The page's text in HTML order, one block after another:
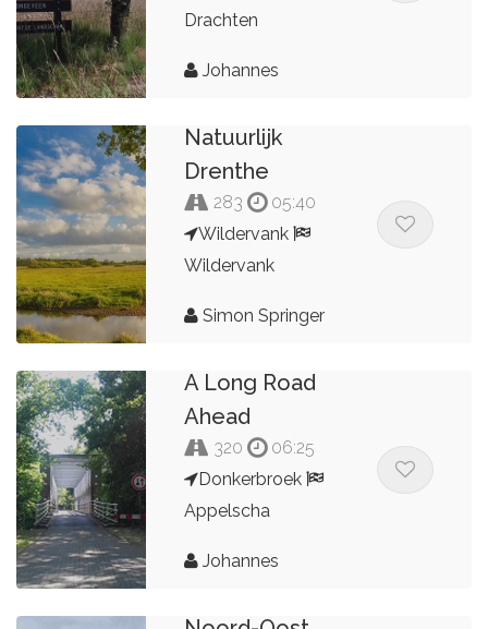
Drachten
Johannes
Natuurlijk
Drenthe
283
05:40
Wildervank
Wildervank
Simon Springer
A Long Road
Ahead
320
06:25
Donkerbroek
Appelscha
Johannes